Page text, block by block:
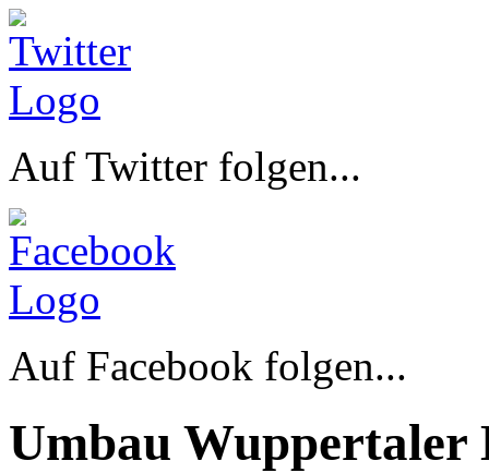
Auf Twitter folgen...
Auf Facebook folgen...
Umbau Wuppertaler